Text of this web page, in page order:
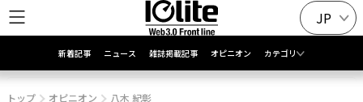
JP
新着記事 ニュース 雑誌掲載記事 オピニオン カテゴリ
トップ オピニオン 八木 紀彰